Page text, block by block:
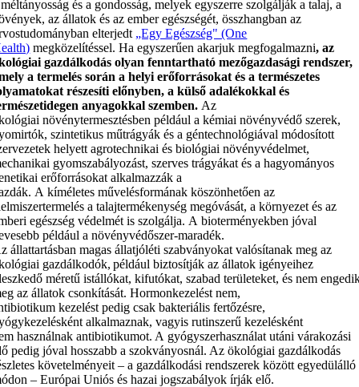
és a gondosság, melyek egyszerre szolgálják a talaj, a
az állatok és az ember egészségét, összhangban az
elterjedt „Egy Egészség" (One
megközelítéssel. Ha egyszerűen akarjuk megfogalmazni, az
gazdálkodás olyan fenntartható mezőgazdasági rendszer,
a termelés során a helyi erőforrásokat és a természetes
részesíti előnyben, a külső adalékokkal és
anyagokkal szemben. Az
növénytermesztésben például a kémiai növényvédő szerek,
szintetikus műtrágyák és a géntechnológiával módosított
helyett agrotechnikai és biológiai növényvédelmet,
gyomszabályozást, szerves trágyákat és a hagyományos
erőforrásokat alkalmazzák a
A kíméletes művelésformának köszönhetően az
a talajtermékenység megóvását, a környezet és az
egészség védelmét is szolgálja. A bioterményekben jóval
például a növényvédőszer-maradék.
állattartásban magas állatjóléti szabványokat valósítanak meg az
gazdálkodók, például biztosítják az állatok igényeihez
méretű istállókat, kifutókat, szabad területeket, és nem
az állatok csonkítását. Hormonkezelést nem,
kezelést pedig csak bakteriális fertőzésre,
alkalmaznak, vagyis rutinszerű kezelésként
használnak antibiotikumot. A gyógyszerhasználat utáni várakozási
pedig jóval hosszabb a szokványosnál. Az ökológiai gazdálkodás
követelményeit – a gazdálkodási rendszerek között egyedülálló
– Európai Uniós és hazai jogszabályok írják elő.